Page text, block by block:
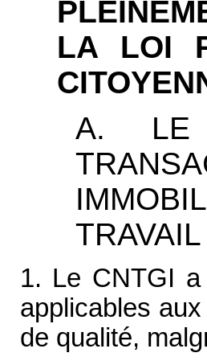
LA LOI
A. LE
1. Le CNTGI
applicables
de qualité,